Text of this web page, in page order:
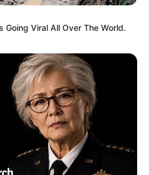
Going Viral All Over The World.